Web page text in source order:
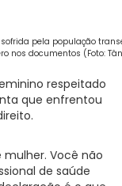
pela população
nos documentos (Foto:
respeitado
que enfrentou
Você não
de saúde